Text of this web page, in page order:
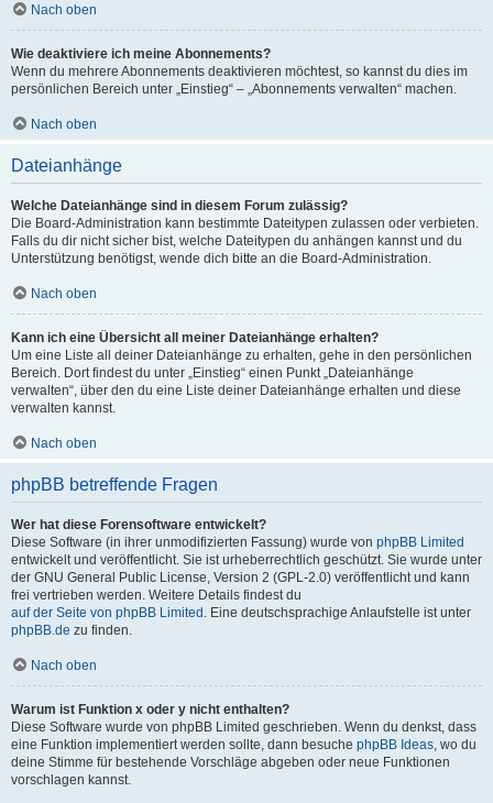
Nach oben
Wie deaktiviere ich meine Abonnements?
Wenn du mehrere Abonnements deaktivieren möchtest, so kannst du dies im
persönlichen Bereich unter „Einstieg“ – „Abonnements verwalten“ machen.
Nach oben
Dateianhänge
Welche Dateianhänge sind in diesem Forum zulässig?
Die Board-Administration kann bestimmte Dateitypen zulassen oder verbieten.
Falls du dir nicht sicher bist, welche Dateitypen du anhängen kannst und du
Unterstützung benötigst, wende dich bitte an die Board-Administration.
Nach oben
Kann ich eine Übersicht all meiner Dateianhänge erhalten?
Um eine Liste all deiner Dateianhänge zu erhalten, gehe in den persönlichen
Bereich. Dort findest du unter „Einstieg“ einen Punkt „Dateianhänge
verwalten“, über den du eine Liste deiner Dateianhänge erhalten und diese
verwalten kannst.
Nach oben
phpBB betreffende Fragen
Wer hat diese Forensoftware entwickelt?
Diese Software (in ihrer unmodifizierten Fassung) wurde von phpBB Limited
entwickelt und veröffentlicht. Sie ist urheberrechtlich geschützt. Sie wurde unter
der GNU General Public License, Version 2 (GPL-2.0) veröffentlicht und kann
frei vertrieben werden. Weitere Details findest du
auf der Seite von phpBB Limited . Eine deutschsprachige Anlaufstelle ist unter
phpBB.de zu finden.
Nach oben
Warum ist Funktion x oder y nicht enthalten?
Diese Software wurde von phpBB Limited geschrieben. Wenn du denkst, dass
eine Funktion implementiert werden sollte, dann besuche phpBB Ideas, wo du
deine Stimme für bestehende Vorschläge abgeben oder neue Funktionen
vorschlagen kannst.